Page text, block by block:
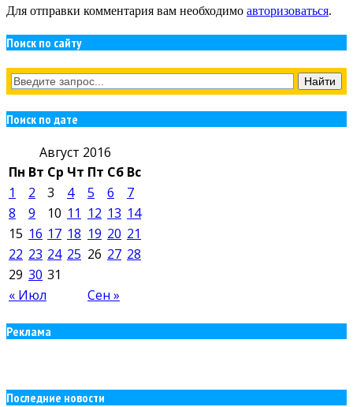
Для отправки комментария вам необходимо авторизоваться.
Поиск по сайту
Поиск по дате
Август 2016
Пн Вт Ср Чт Пт Сб Вс
« Июл Сен »
1 2 3 4 5 6
7
8
9 10 11 12 13 14
15 16 17 18 19 20 21
22 23 24 25 26 27 28
29 30 31
Реклама
Последние новости